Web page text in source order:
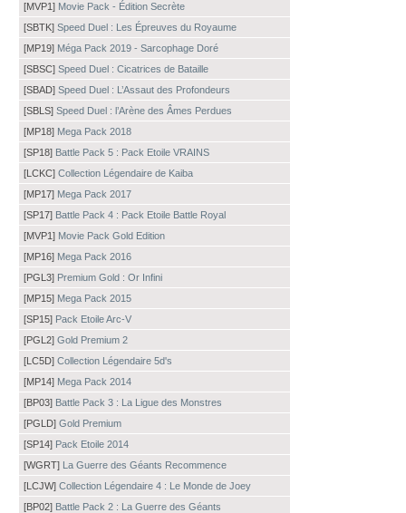
[MVP1] Movie Pack - Édition Secrète
[SBTK] Speed Duel : Les Épreuves du Royaume
[MP19] Méga Pack 2019 - Sarcophage Doré
[SBSC] Speed Duel : Cicatrices de Bataille
[SBAD] Speed Duel : L’Assaut des Profondeurs
[SBLS] Speed Duel : l’Arène des Âmes Perdues
[MP18] Mega Pack 2018
[SP18] Battle Pack 5 : Pack Etoile VRAINS
[LCKC] Collection Légendaire de Kaiba
[MP17] Mega Pack 2017
[SP17] Battle Pack 4 : Pack Etoile Battle Royal
[MVP1] Movie Pack Gold Edition
[MP16] Mega Pack 2016
[PGL3] Premium Gold : Or Infini
[MP15] Mega Pack 2015
[SP15] Pack Etoile Arc-V
[PGL2] Gold Premium 2
[LC5D] Collection Légendaire 5d's
[MP14] Mega Pack 2014
[BP03] Battle Pack 3 : La Ligue des Monstres
[PGLD] Gold Premium
[SP14] Pack Etoile 2014
[WGRT] La Guerre des Géants Recommence
[LCJW] Collection Légendaire 4 : Le Monde de Joey
[BP02] Battle Pack 2 : La Guerre des Géants